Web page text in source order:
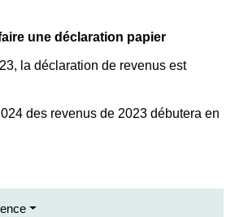
une déclaration papier
la déclaration de revenus est
des revenus de 2023 débutera en